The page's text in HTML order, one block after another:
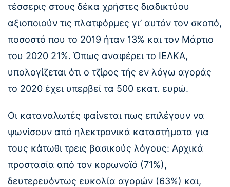
τέσσερις στους δέκα χρήστες διαδικτύου
αξιοποιούν τις πλατφόρμες γι’ αυτόν τον σκοπό,
ποσοστό που το 2019 ήταν 13% και τον Μάρτιο
του 2020 21%. Όπως αναφέρει το ΙΕΛΚΑ,
υπολογίζεται ότι ο τζίρος τής εν λόγω αγοράς
το 2020 έχει υπερβεί τα 500 εκατ. ευρώ.
Οι καταναλωτές φαίνεται πως επιλέγουν να
ψωνίσουν από ηλεκτρονικά καταστήματα για
τους κάτωθι τρεις βασικούς λόγους: Αρχικά
προστασία από τον κορωνοϊό (71%),
δευτερευόντως ευκολία αγορών (63%) και,